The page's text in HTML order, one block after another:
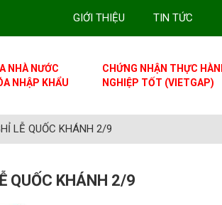
GIỚI THIỆU TIN TỨC
NHÀ NƯỚC
NHẬP KHẨU
CHỨNG NHẬN THỰC
NGHIỆP TỐT (VIETGAP)
LỄ QUỐC KHÁNH 2/9
QUỐC KHÁNH 2/9